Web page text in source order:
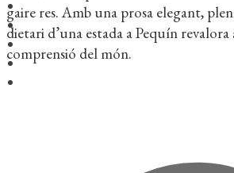
gaire res. Amb una prosa elegant,
dietari d’una estada a Pequín
comprensió del món.